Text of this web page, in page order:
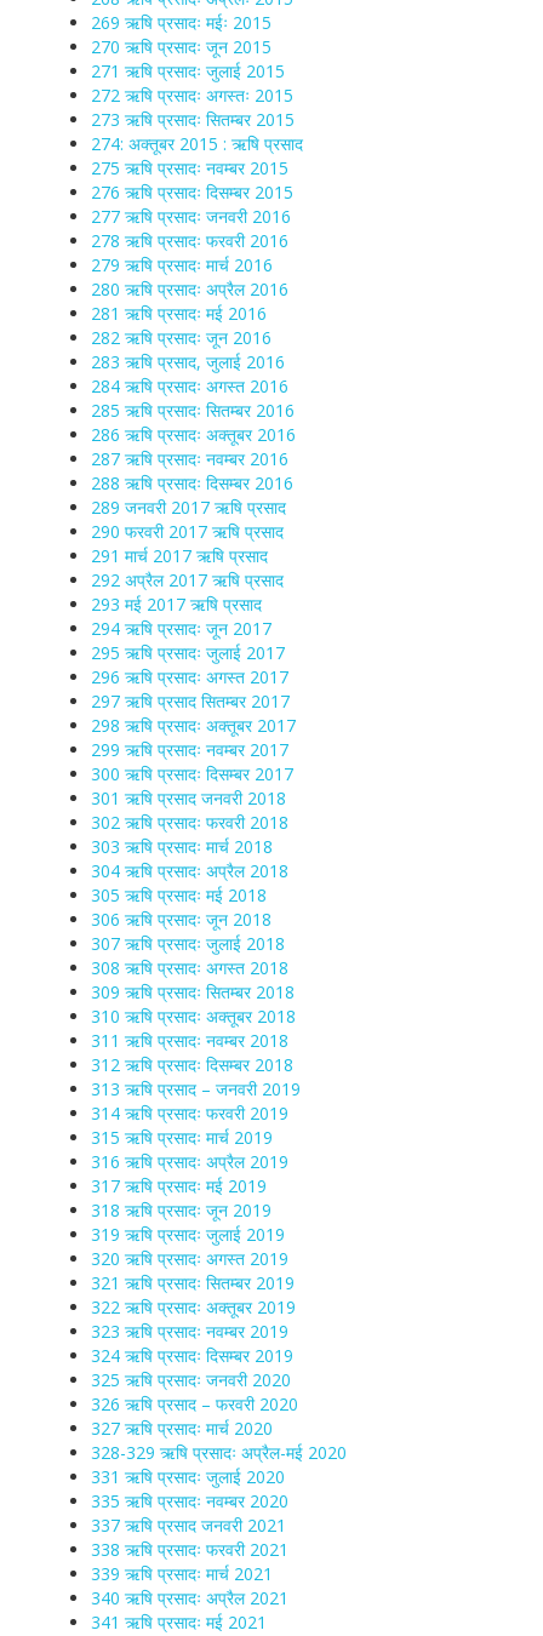
269 ऋषि प्रसादः मईः 2015
270 ऋषि प्रसादः जून 2015
271 ऋषि प्रसादः जुलाई 2015
272 ऋषि प्रसादः अगस्तः 2015
273 ऋषि प्रसादः सितम्बर 2015
274: अक्तूबर 2015 : ऋषि प्रसाद
275 ऋषि प्रसादः नवम्बर 2015
276 ऋषि प्रसादः दिसम्बर 2015
277 ऋषि प्रसादः जनवरी 2016
278 ऋषि प्रसादः फरवरी 2016
279 ऋषि प्रसादः मार्च 2016
280 ऋषि प्रसादः अप्रैल 2016
281 ऋषि प्रसादः मई 2016
282 ऋषि प्रसादः जून 2016
283 ऋषि प्रसाद, जुलाई 2016
284 ऋषि प्रसादः अगस्त 2016
285 ऋषि प्रसादः सितम्बर 2016
286 ऋषि प्रसादः अक्तूबर 2016
287 ऋषि प्रसादः नवम्बर 2016
288 ऋषि प्रसादः दिसम्बर 2016
289 जनवरी 2017 ऋषि प्रसाद
290 फरवरी 2017 ऋषि प्रसाद
291 मार्च 2017 ऋषि प्रसाद
292 अप्रैल 2017 ऋषि प्रसाद
293 मई 2017 ऋषि प्रसाद
294 ऋषि प्रसादः जून 2017
295 ऋषि प्रसादः जुलाई 2017
296 ऋषि प्रसादः अगस्त 2017
297 ऋषि प्रसाद सितम्बर 2017
298 ऋषि प्रसादः अक्तूबर 2017
299 ऋषि प्रसादः नवम्बर 2017
300 ऋषि प्रसादः दिसम्बर 2017
301 ऋषि प्रसाद जनवरी 2018
302 ऋषि प्रसादः फरवरी 2018
303 ऋषि प्रसादः मार्च 2018
304 ऋषि प्रसादः अप्रैल 2018
305 ऋषि प्रसादः मई 2018
306 ऋषि प्रसादः जून 2018
307 ऋषि प्रसादः जुलाई 2018
308 ऋषि प्रसादः अगस्त 2018
309 ऋषि प्रसादः सितम्बर 2018
310 ऋषि प्रसादः अक्तूबर 2018
311 ऋषि प्रसादः नवम्बर 2018
312 ऋषि प्रसादः दिसम्बर 2018
313 ऋषि प्रसाद – जनवरी 2019
314 ऋषि प्रसादः फरवरी 2019
315 ऋषि प्रसादः मार्च 2019
316 ऋषि प्रसादः अप्रैल 2019
317 ऋषि प्रसादः मई 2019
318 ऋषि प्रसादः जून 2019
319 ऋषि प्रसादः जुलाई 2019
320 ऋषि प्रसादः अगस्त 2019
321 ऋषि प्रसादः सितम्बर 2019
322 ऋषि प्रसादः अक्तूबर 2019
323 ऋषि प्रसादः नवम्बर 2019
324 ऋषि प्रसादः दिसम्बर 2019
325 ऋषि प्रसादः जनवरी 2020
326 ऋषि प्रसाद – फरवरी 2020
327 ऋषि प्रसादः मार्च 2020
328-329 ऋषि प्रसादः अप्रैल-मई 2020
331 ऋषि प्रसादः जुलाई 2020
335 ऋषि प्रसादः नवम्बर 2020
337 ऋषि प्रसाद जनवरी 2021
338 ऋषि प्रसादः फरवरी 2021
339 ऋषि प्रसादः मार्च 2021
340 ऋषि प्रसादः अप्रैल 2021
341 ऋषि प्रसादः मई 2021